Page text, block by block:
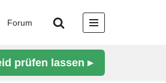
Forum
prüfen lassen ▸